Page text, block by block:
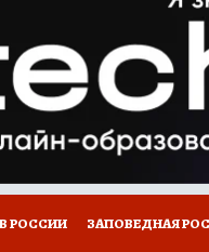
РОССИИ ЗАПОВЕДНАЯ